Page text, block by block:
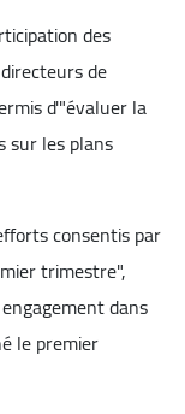
des
de
d'"évaluer la
sur les plans
consentis par
trimestre",
dans
le premier